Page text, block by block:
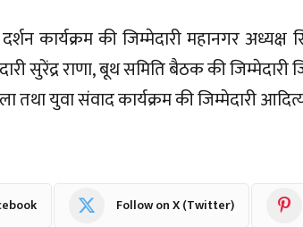
कार्यक्रम की जिम्मेदारी महानगर अध्यक्ष
सुरेंद्र राणा, बूथ समिति बैठक की जिम्मेदारी
तथा युवा संवाद कार्यक्रम की जिम्मेदारी
Follow on X (Twitter)